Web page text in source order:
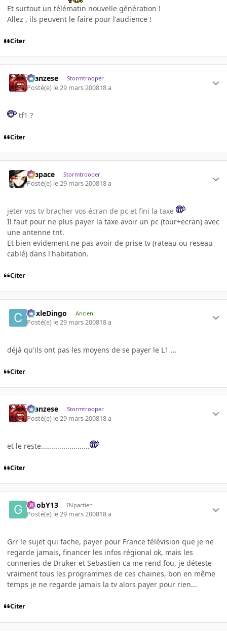
Et surtout un télématin nouvelle génération !
Allez , ils peuvent le faire pour l'audience !
Citer
ilcanzese Stormtrooper
Posté(e) le 29 mars 200818 a
tf1 ?
Citer
Krapace Stormtrooper
Posté(e) le 29 mars 200818 a
jeter vos tv bracher vos écran de pc et fini la taxe
Il faut pour ne plus payer la taxe avoir un pc (tour+ecran) avec
une antenne tnt.
Et bien evidement ne pas avoir de prise tv (rateau ou reseau
cablé) dans l'habitation.
Citer
CoxleDingo Ancien
Posté(e) le 29 mars 200818 a
déjà qu'ils ont pas les moyens de se payer le L1 ...
Citer
ilcanzese Stormtrooper
Posté(e) le 29 mars 200818 a
et le reste........................
Citer
GoobY13 INpactien
Posté(e) le 29 mars 200818 a
Grr le sujet qui fache, payer pour France télévision que je ne
regarde jamais, financer les infos régional ok, mais les
conneries de Druker et Sebastien ca me rend fou, je déteste
vraiment tous les programmes de ces chaines, bon en même
temps je ne regarde jamais la tv alors payer pour rien...
Citer